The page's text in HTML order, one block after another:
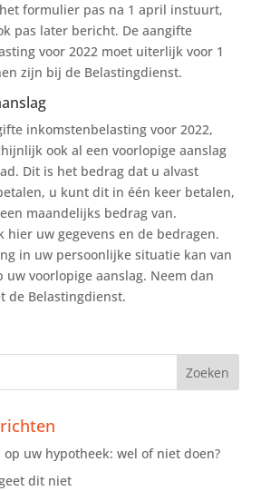
formulier pas na 1 april instuurt,
pas later bericht. De aangifte
voor 2022 moet uiterlijk voor 1
zijn bij de Belastingdienst.
inkomstenbelasting voor 2022,
ook al een voorlopige aanslag
Dit is het bedrag dat u alvast
u kunt dit in één keer betalen,
maandelijks bedrag van.
hier uw gegevens en de bedragen.
in uw persoonlijke situatie kan van
uw voorlopige aanslag. Neem dan
de Belastingdienst.
op uw hypotheek: wel of niet doen?
dit niet